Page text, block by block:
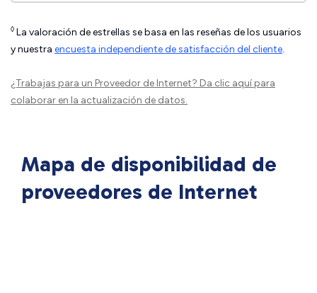
◊ La valoración de estrellas se basa en las reseñas de los usuarios
y nuestra encuesta independiente de satisfacción del cliente.
¿Trabajas para un Proveedor de Internet? Da clic aquípara
colaborar en la actualización de datos.
Mapa de disponibilidad de
proveedores de Internet